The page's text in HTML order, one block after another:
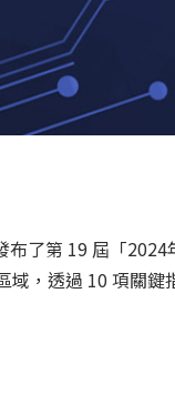
了第 19 屆「2024
，透過 10 項關鍵